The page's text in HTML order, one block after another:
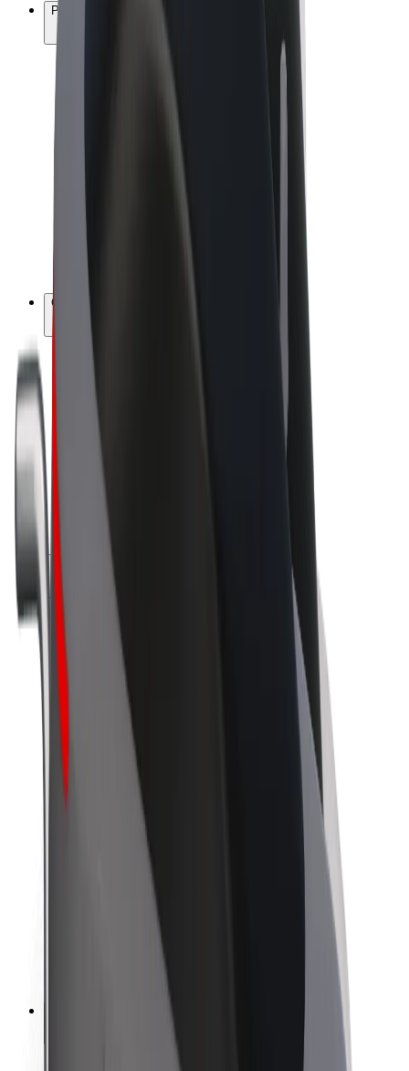
Pakalpojumi
E-velosipēdi
Bolt Plus
Gūsti ieņēmumus ar Bolt
Franšīzes
Par Bolt
Bolt ilgtspējība
Project Zero
Ziņu telpa
Zīmola vadlīnijas
Attiecības ar investoriem
Pilsētvides fonds
Pasažieru drošība